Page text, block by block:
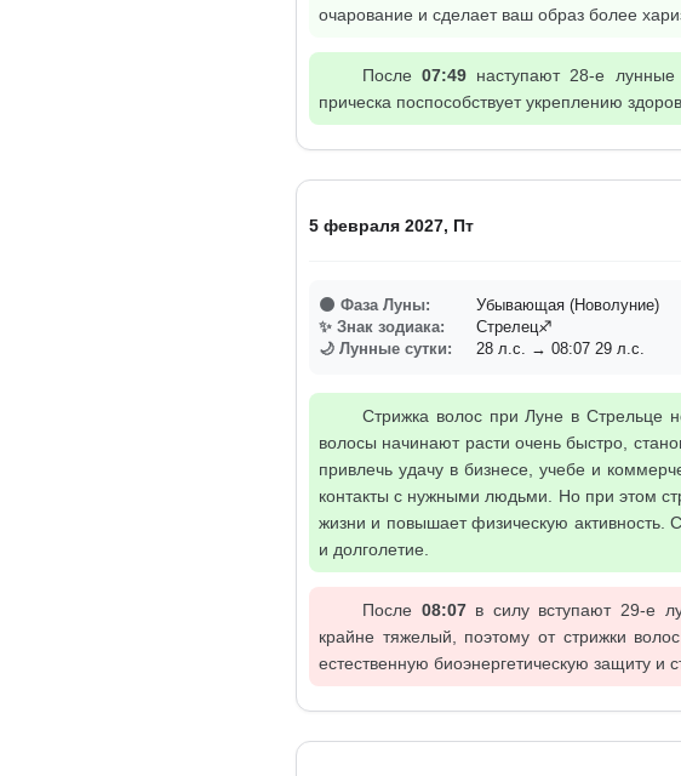
очарование и сделает ваш образ более
После07:49 наступают 28-е
прическа поспособствует укреплению
5 февраля 2027, Пт
🌑 Фаза Луны:
Убывающая (Новолуние)
✨ Знак зодиака:
Стрелец♐
🌙 Лунные сутки:
28 л.с. → 08:07 29 л.с.
Стрижка волос при Луне в Стрельце
волосы начинают расти очень быстро,
привлечь удачу в бизнесе, учебе и
контакты с нужными людьми. Но при этом
жизни и повышает физическую
и долголетие.
После 08:07в силу вступают 29-е
крайне тяжелый, поэтому от стрижки
естественную биоэнергетическую защиту и